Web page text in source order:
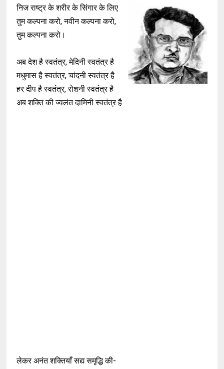
निज राष्ट्र के शरीर के सिंगार के लिए
तुम कल्पना करो, नवीन कल्पना करो,
तुम कल्पना करो।
अब देश है स्वतंत्र, मेदिनी स्वतंत्र है
मधुमास है स्वतंत्र, चांदनी स्वतंत्र है
हर दीप है स्वतंत्र, रोशनी स्वतंत्र है
अब शक्ति की ज्वलंत दामिनी स्वतंत्र है
लेकर अनंत शक्तियाँ सद्य समृद्धि की-